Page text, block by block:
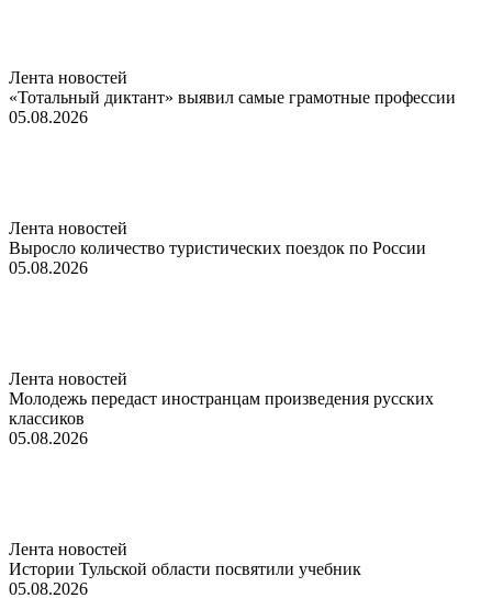
Лента новостей
«Тотальный диктант» выявил самые грамотные профессии
05.08.2026
Лента новостей
Выросло количество туристических поездок по России
05.08.2026
Лента новостей
Молодежь передаст иностранцам произведения русских
классиков
05.08.2026
Лента новостей
Истории Тульской области посвятили учебник
05.08.2026